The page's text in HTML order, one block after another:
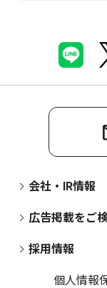
会社・IR情報
広告掲載をご
採用情報
個人情報